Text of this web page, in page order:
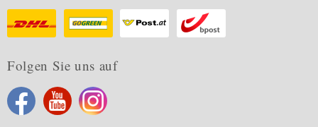
Folgen Sie uns auf